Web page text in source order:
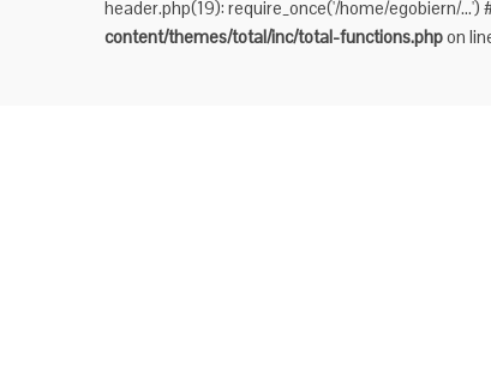
header.php(19): require_once('/home/egobiern/
content/themes/total/inc/total-functions.phpon